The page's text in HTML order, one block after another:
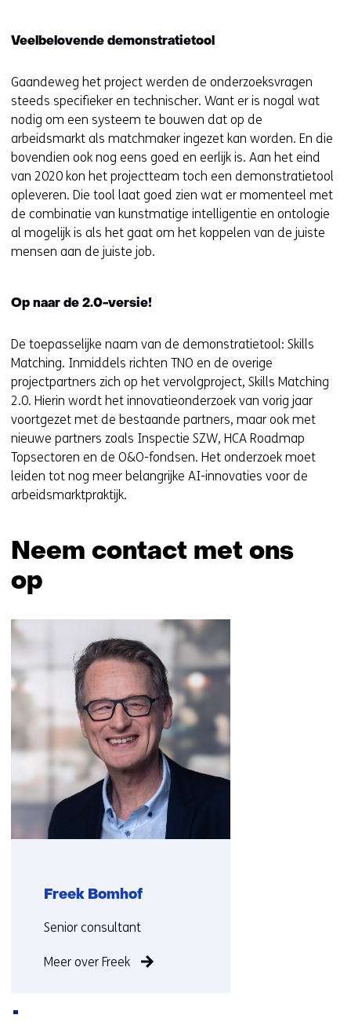
Veelbelovende demonstratietool
Gaandeweg het project werden de onderzoeksvragen
steeds specifieker en technischer. Want er is nogal wat
nodig om een systeem te bouwen dat op de
arbeidsmarkt als matchmaker ingezet kan worden. En die
bovendien ook nog eens goed en eerlijk is. Aan het eind
van 2020 kon het projectteam toch een demonstratietool
opleveren. Die tool laat goed zien wat er momenteel met
de combinatie van kunstmatige intelligentie en ontologie
al mogelijk is als het gaat om het koppelen van de juiste
mensen aan de juiste job.
Op naar de 2.0-versie!
De toepasselijke naam van de demonstratietool: Skills
Matching. Inmiddels richten TNO en de overige
projectpartners zich op het vervolgproject, Skills Matching
2.0. Hierin wordt het innovatieonderzoek van vorig jaar
voortgezet met de bestaande partners, maar ook met
nieuwe partners zoals Inspectie SZW, HCA Roadmap
Topsectoren en de O&O-fondsen. Het onderzoek moet
leiden tot nog meer belangrijke AI-innovaties voor de
arbeidsmarktpraktijk.
Neem contact met ons
op
navigatie
over
(Neem
contact
met
ons
op)
Freek Bomhof
Functie:
Senior consultant
Meer over Freek